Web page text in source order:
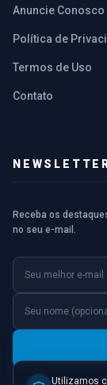
Anuncie Conosco
Política de
Termos de Uso
Contato
Receba os
no seu e-mail.
E-mail
Nome (opcional)
Utilizamos